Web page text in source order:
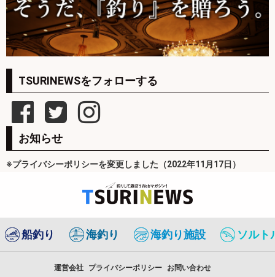
TSURINEWSをフォローする
お知らせ
※プライバシーポリシーを変更しました（2022年11月17日）
船釣り 海釣り 海釣り施設 ソルト
運営会社 プライバシーポリシー お問い合わせ